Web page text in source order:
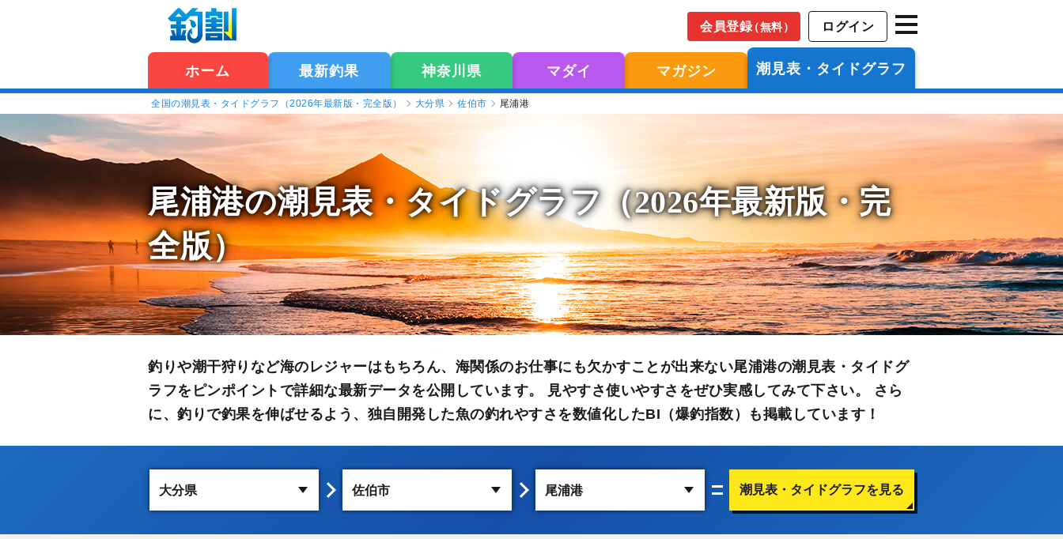
会員登録（無料） ログイン
ホーム 最新釣果 神奈川県 マダイ マガジン 潮見表・タイドグラフ
全国の潮見表・タイドグラフ（2026年最新版・完全版） 大分県 佐伯市 尾浦港
尾浦港の潮見表・タイドグラフ（2026年最新版・完
全版）
釣りや潮干狩りなど海のレジャーはもちろん、海関係のお仕事にも欠かすことが出来ない尾浦港の潮見表・タイドグ
ラフをピンポイントで詳細な最新データを公開しています。 見やすさ使いやすさをぜひ実感してみて下さい。 さら
に、釣りで釣果を伸ばせるよう、独自開発した魚の釣れやすさを数値化したBI（爆釣指数）も掲載しています！
潮見表・タイドグラフを見る